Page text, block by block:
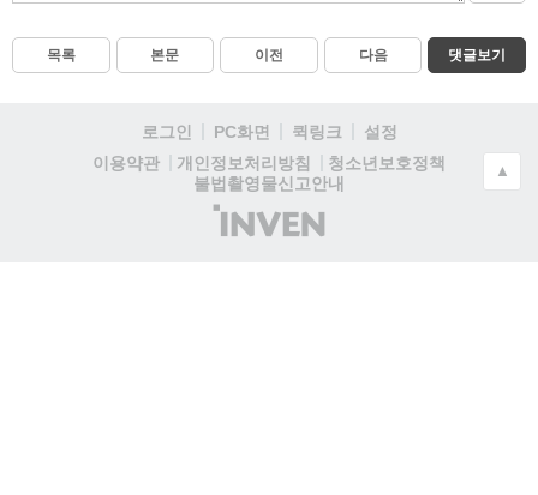
목록 본문 이전 다음 댓글보기
로그인 PC화면 퀵링크
설정
이용약관
개인정보처리방침
청소년보호정책
불법촬영물신고안내
(주)
인
▲